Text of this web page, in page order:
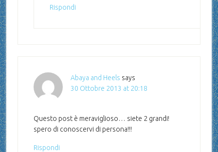
Rispondi
Abaya and Heels says
30 Ottobre 2013 at 20:18
Questo post è meraviglioso… siete 2 grandi!
spero di conoscervi di persona!!!
Rispondi